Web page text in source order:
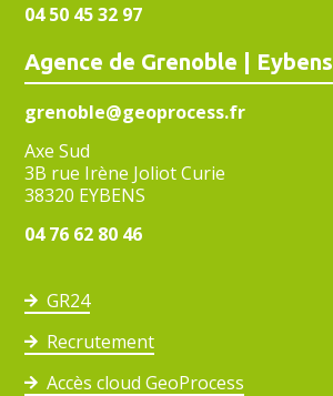
04 50 45 32 97
Agence de Grenoble | Eybens
grenoble@geoprocess.fr
Axe Sud
3B rue Irène Joliot Curie
38320 EYBENS
04 76 62 80 46
GR24
Recrutement
Accès cloud GeoProcess